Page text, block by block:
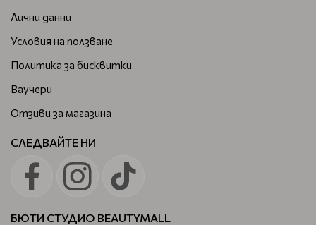
Лични данни
Условия на ползване
Политика за бисквитки
Ваучери
Отзиви за магазина
СЛЕДВАЙТЕ НИ
БЮТИ СТУДИО BEAUTYMALL